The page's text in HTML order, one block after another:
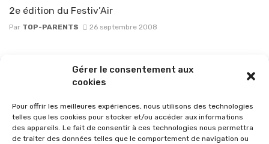
Gérer le consentement aux
cookies
Pour offrir les meilleures expériences, nous utilisons des technologies
telles que les cookies pour stocker et/ou accéder aux informations
des appareils. Le fait de consentir à ces technologies nous permettra
de traiter des données telles que le comportement de navigation ou
2e édition du Festiv’Air
Par TOP-PARENTS 26 septembre 2008